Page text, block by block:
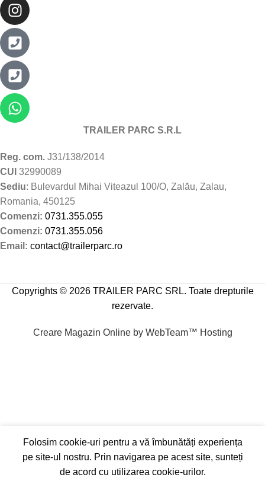
TRAILER PARC S.R.L
Reg. com. J31/138/2014
CUI 32990089
Sediu: Bulevardul Mihai Viteazul 100/O, Zalău, Zalau,
Romania, 450125
Comenzi: 0731.355.055
Comenzi: 0731.355.056
Email: contact@trailerparc.ro
Copyrights © 2026 TRAILER PARC SRL. Toate drepturile
rezervate.
Creare Magazin Online by WebTeam™ Hosting
Folosim cookie-uri pentru a vă îmbunătăți experiența
pe site-ul nostru. Prin navigarea pe acest site, sunteți
de acord cu utilizarea cookie-urilor.